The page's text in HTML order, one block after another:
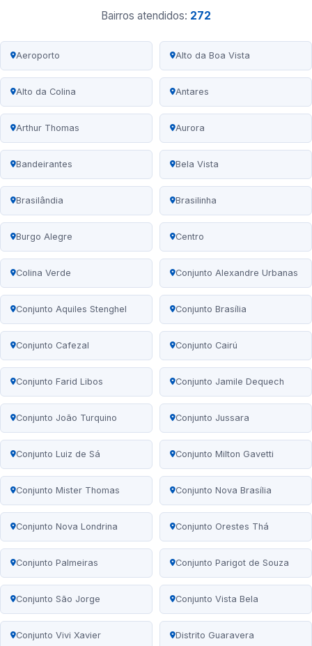
Bairros atendidos: 272
Aeroporto Alto da Boa Vista
Alto da Colina Antares
Arthur Thomas Aurora
Bandeirantes Bela Vista
Brasilândia Brasilinha
Burgo Alegre Centro
Colina Verde Conjunto Alexandre Urbanas
Conjunto Aquiles Stenghel Conjunto Brasília
Conjunto Cafezal Conjunto Cairú
Conjunto Farid Libos Conjunto Jamile Dequech
Conjunto João Turquino Conjunto Jussara
Conjunto Luiz de Sá Conjunto Milton Gavetti
Conjunto Mister Thomas Conjunto Nova Brasília
Conjunto Nova Londrina Conjunto Orestes Thá
Conjunto Palmeiras Conjunto Parigot de Souza
Conjunto São Jorge Conjunto Vista Bela
Conjunto Vivi Xavier Distrito Guaravera